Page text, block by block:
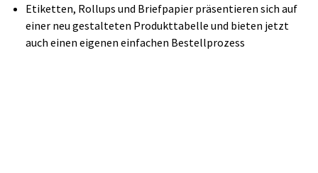
Etiketten, Rollups und Briefpapier präsentieren sich auf
einer neu gestalteten Produkttabelle und bieten jetzt
auch einen eigenen einfachen Bestellprozess